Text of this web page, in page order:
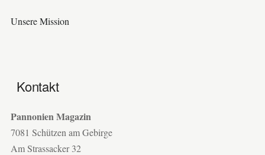
Unsere Mission
Kontakt
Pannonien Magazin
7081 Schützen am Gebirge
Am Strassacker 32